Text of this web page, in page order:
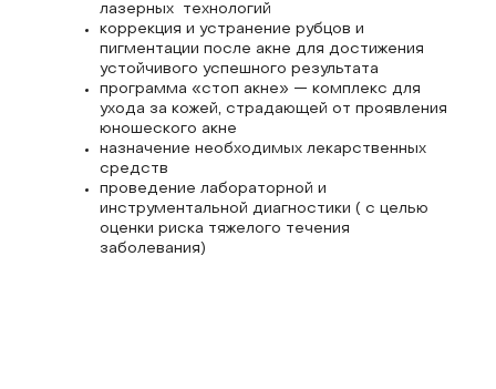
лазерных технологий
коррекция и устранение рубцов и
пигментации после акне для достижения
устойчивого успешного результата
программа «стоп акне» — комплекс для
ухода за кожей, страдающей от проявления
юношеского акне
назначение необходимых лекарственных
средств
проведение лабораторной и
инструментальной диагностики ( с целью
оценки риска тяжелого течения
заболевания)